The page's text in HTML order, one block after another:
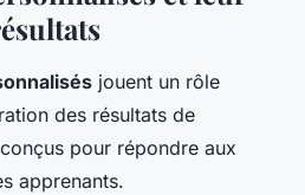
jouent un rôle
des résultats de
pour répondre aux
apprenants.